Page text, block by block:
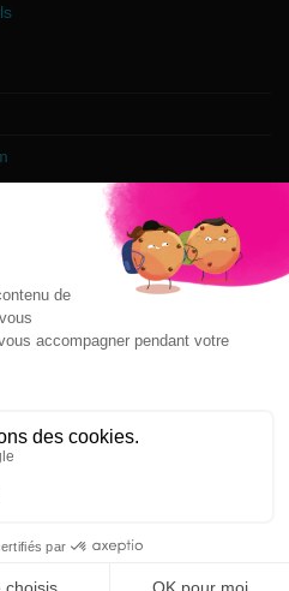
für Garantierte Bewertungen,